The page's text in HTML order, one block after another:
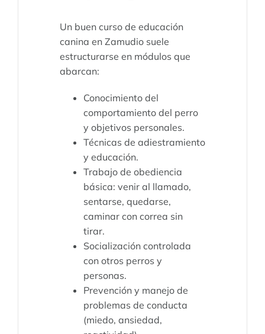
Un buen curso de educación
canina en Zamudio suele
estructurarse en módulos que
abarcan:
Conocimiento del
comportamiento del perro
y objetivos personales.
Técnicas de adiestramiento
y educación.
Trabajo de obediencia
básica: venir al llamado,
sentarse, quedarse,
caminar con correa sin
tirar.
Socialización controlada
con otros perros y
personas.
Prevención y manejo de
problemas de conducta
(miedo, ansiedad,